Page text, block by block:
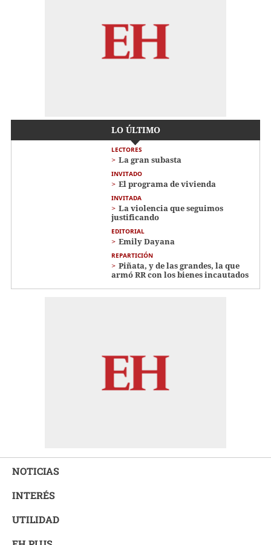
LO ÚLTIMO
LECTORES
La gran subasta
INVITADO
El programa de vivienda
INVITADA
La violencia que seguimos
justificando
EDITORIAL
Emily Dayana
REPARTICIÓN
Piñata, y de las grandes, la que
armó RR con los bienes incautados
NOTICIAS
INTERÉS
UTILIDAD